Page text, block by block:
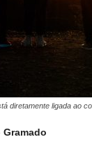
diretamente ligada ao